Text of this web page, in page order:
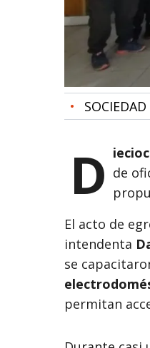
• SOCIEDAD
D de
El acto de
intendenta
se
permitan